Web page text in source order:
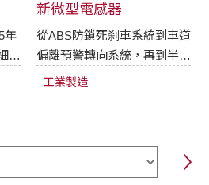
年
顆
集
帶
供
納
新微型電感器
從ABS防鎖死刹車系統到車道
偏離預警轉向系統，再到半自
動駕駛，現今幾乎所有新車型
都離不開廣泛的安全和舒適系
合適的電源電壓。這是TDK電
子在海頓海姆開發和生產涉足
工業製造